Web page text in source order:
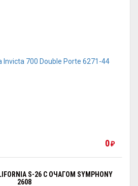
0 ₽
S-26 С ОЧАГОМ SYMPHONY
2608